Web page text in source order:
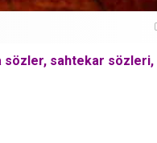
sözler, sahtekar sözleri,